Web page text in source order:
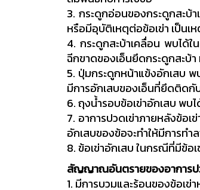
3. กระดูกอ่อนของกระดูกสะบ้
หรือมีอุบัติเหตุต่อข้อเข่า เป็นเ
4. กระดูกสะบ้าเคลื่อน พบได้ใ
ฉีกขาดของเอ็นยึดกระดูกสะบ้
5. ปุ่มกระดูกหน้าแข้งอักเสบ
มีการอักเสบของเอ็นที่ยึดติดกั
6. ถุงน้ำรอบข้อเข่าอักเสบ พ
7. อาการปวดเข่าภายหลังข้อ
อักเสบของข้อจะทำให้มีการทำ
8. ข้อเข่าอักเสบ ในกรณีที่มีข้อ
สัญญาณอันตรายของอาการปว
1. มีการบวมและร้อนของข้อเข่